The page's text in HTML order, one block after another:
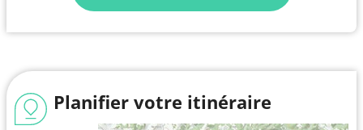
Planifier votre itinéraire